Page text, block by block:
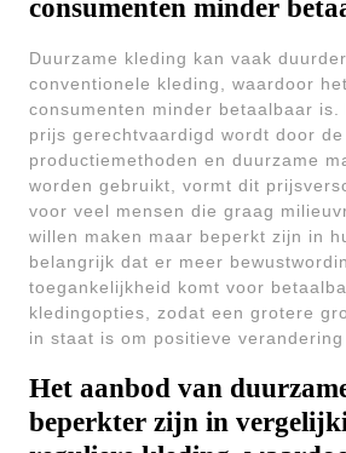
consumenten minder
Duurzame kleding kan vaak
conventionele kleding, waardoor
consumenten minder betaalbaar is.
prijs gerechtvaardigd wordt door
productiemethoden en duurzame
worden gebruikt, vormt dit
voor veel mensen die graag
willen maken maar beperkt zijn in
belangrijk dat er meer
toegankelijkheid komt voor
kledingopties, zodat een grotere
in staat is om positieve verandering
Het aanbod van
beperkter zijn in